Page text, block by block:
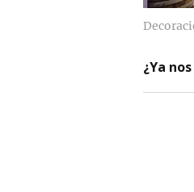
¿Ya